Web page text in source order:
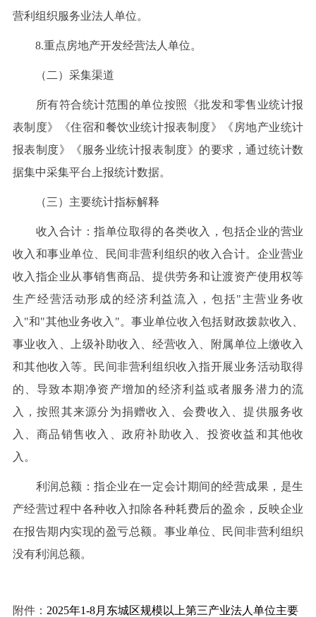
营利组织服务业法人单位。
8.重点房地产开发经营法人单位。
（二）采集渠道
所有符合统计范围的单位按照《批发和零售业统计报
表制度》《住宿和餐饮业统计报表制度》《房地产业统计
报表制度》《服务业统计报表制度》的要求，通过统计数
据集中采集平台上报统计数据。
（三）主要统计指标解释
收入合计：指单位取得的各类收入，包括企业的营业
收入和事业单位、民间非营利组织的收入合计。企业营业
收入指企业从事销售商品、提供劳务和让渡资产使用权等
生产经营活动形成的经济利益流入，包括"主营业务收
入"和"其他业务收入"。事业单位收入包括财政拨款收入、
事业收入、上级补助收入、经营收入、附属单位上缴收入
和其他收入等。民间非营利组织收入指开展业务活动取得
的、导致本期净资产增加的经济利益或者服务潜力的流
入，按照其来源分为捐赠收入、会费收入、提供服务收
入、商品销售收入、政府补助收入、投资收益和其他收
入。
利润总额：指企业在一定会计期间的经营成果，是生
产经营过程中各种收入扣除各种耗费后的盈余，反映企业
在报告期内实现的盈亏总额。事业单位、民间非营利组织
没有利润总额。
附件： 2025年1-8月东城区规模以上第三产业法人单位主要